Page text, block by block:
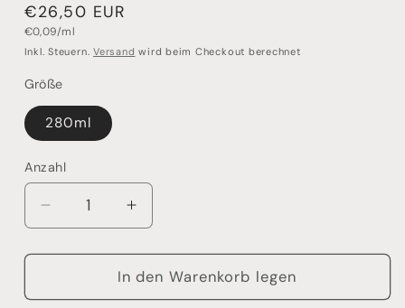
Normaler
Preis
€26,50 EUR
Grundpreis
€0,09/ml
Inkl. Steuern.Versand wird beim Checkout berechnet
Größe
280ml
Anzahl
Anzahl
Verringere
die
Menge
Alchemic
Erhöhe
die
Menge
für
Alchemic
In den Warenkorb legen